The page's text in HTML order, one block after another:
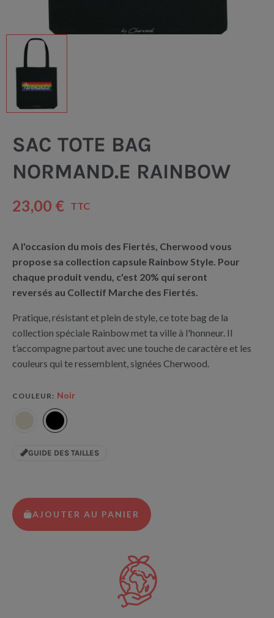
SAC TOTE BAG
NORMAND.E RAINBOW
23,00 € TTC
A l'occasion du mois des Fiertés, Cherwood vous
propose sa collection capsule Rainbow Style. Pour
chaque produit vendu, c'est 20% qui seront
reversés au Collectif Marche des Fiertés.
Pratique, résistant et plein de style, ce tote bag de la
collection spéciale Rainbow met ta ville à l'honneur. Il
t’accompagne partout avec une touche de caractère et les
couleurs qui te ressemblent, signées Cherwood.
COULEUR Noir
GUIDE DES TAILLES
AJOUTER AU PANIER